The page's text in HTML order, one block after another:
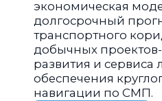
экономическая
долгосрочный
транспортного
добычных
развития и сервиса
обеспечения
навигации по СМП.